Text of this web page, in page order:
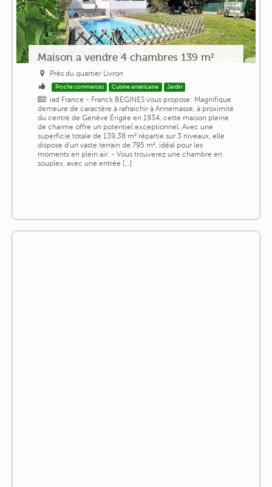
Maison a vendre 4 chambres 139 m²
Près du quartier Livron
Proche commerces Cuisine américaine Jardin
iad France - Franck BEGINES vous propose: Magnifique
demeure de caractère à rafraichir à Annemasse, à proximité
du centre de Genève Érigée en 1934, cette maison pleine
de charme offre un potentiel exceptionnel. Avec une
superficie totale de 139,38 m² répartie sur 3 niveaux, elle
dispose d'un vaste terrain de 795 m², idéal pour les
moments en plein air. - Vous trouverez une chambre en
souplex, avec une entrée [...]